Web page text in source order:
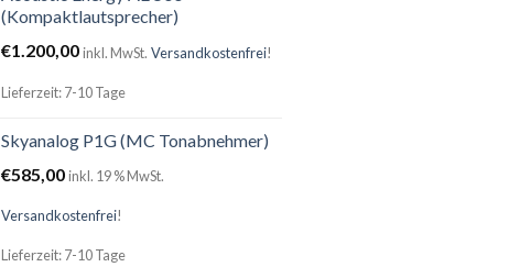
(Kompaktlautsprecher)
€1.200,00inkl. MwSt. Versandkostenfrei!
Lieferzeit: 7-10 Tage
Skyanalog P1G (MC Tonabnehmer)
€585,00inkl. 19 % MwSt.
Versandkostenfrei!
Lieferzeit: 7-10 Tage